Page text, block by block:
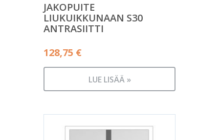
JAKOPUITE
LIUKUIKKUNAAN S30
ANTRASIITTI
128,75 €
LUE LISÄÄ »